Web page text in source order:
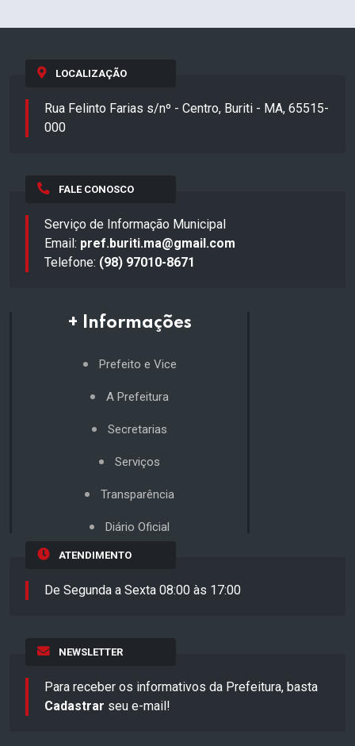
LOCALIZAÇÃO
Rua Felinto Farias s/nº - Centro, Buriti - MA, 65515-
000
FALE CONOSCO
Serviço de Informação Municipal
Email: pref.buriti.ma@gmail.com
Telefone: (98) 97010-8671
+ Informações
Prefeito e Vice
A Prefeitura
Secretarias
Serviços
Transparência
Diário Oficial
ATENDIMENTO
De Segunda a Sexta 08:00 às 17:00
NEWSLETTER
Para receber os informativos da Prefeitura, basta
Cadastrar seu e-mail!